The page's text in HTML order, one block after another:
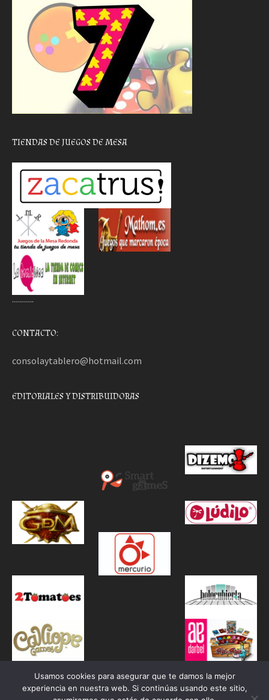
TIENDAS DE JUEGOS DE MESA
………..
CONTACTO:
consolaytablero@hotmail.com
EDITORIALES Y DISTRIBUIDORAS
Usamos cookies para asegurar que te damos la mejor
experiencia en nuestra web. Si continúas usando este sitio,